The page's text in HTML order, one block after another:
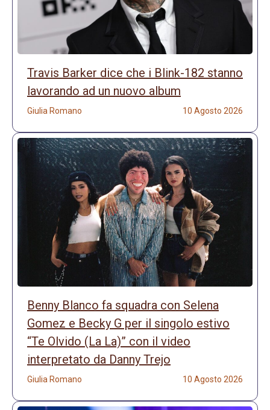
Travis Barker dice che i Blink-182 stanno
lavorando ad un nuovo album
Giulia Romano 10 Agosto 2026
Benny Blanco fa squadra con Selena
Gomez e Becky G per il singolo estivo
“Te Olvido (La La)” con il video
interpretato da Danny Trejo
Giulia Romano 10 Agosto 2026